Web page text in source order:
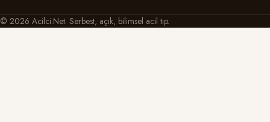
© 2026 Acilci.Net. Serbest, açık, bilimsel acil tıp.